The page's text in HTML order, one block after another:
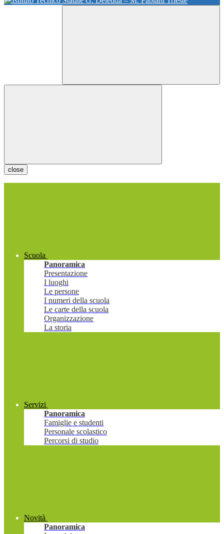
close
Scuola
Panoramica
Presentazione
I luoghi
Le persone
I numeri della scuola
Le carte della scuola
Organizzazione
La storia
Servizi
Panoramica
Famiglie e studenti
Personale scolastico
Percorsi di studio
Novità
Panoramica